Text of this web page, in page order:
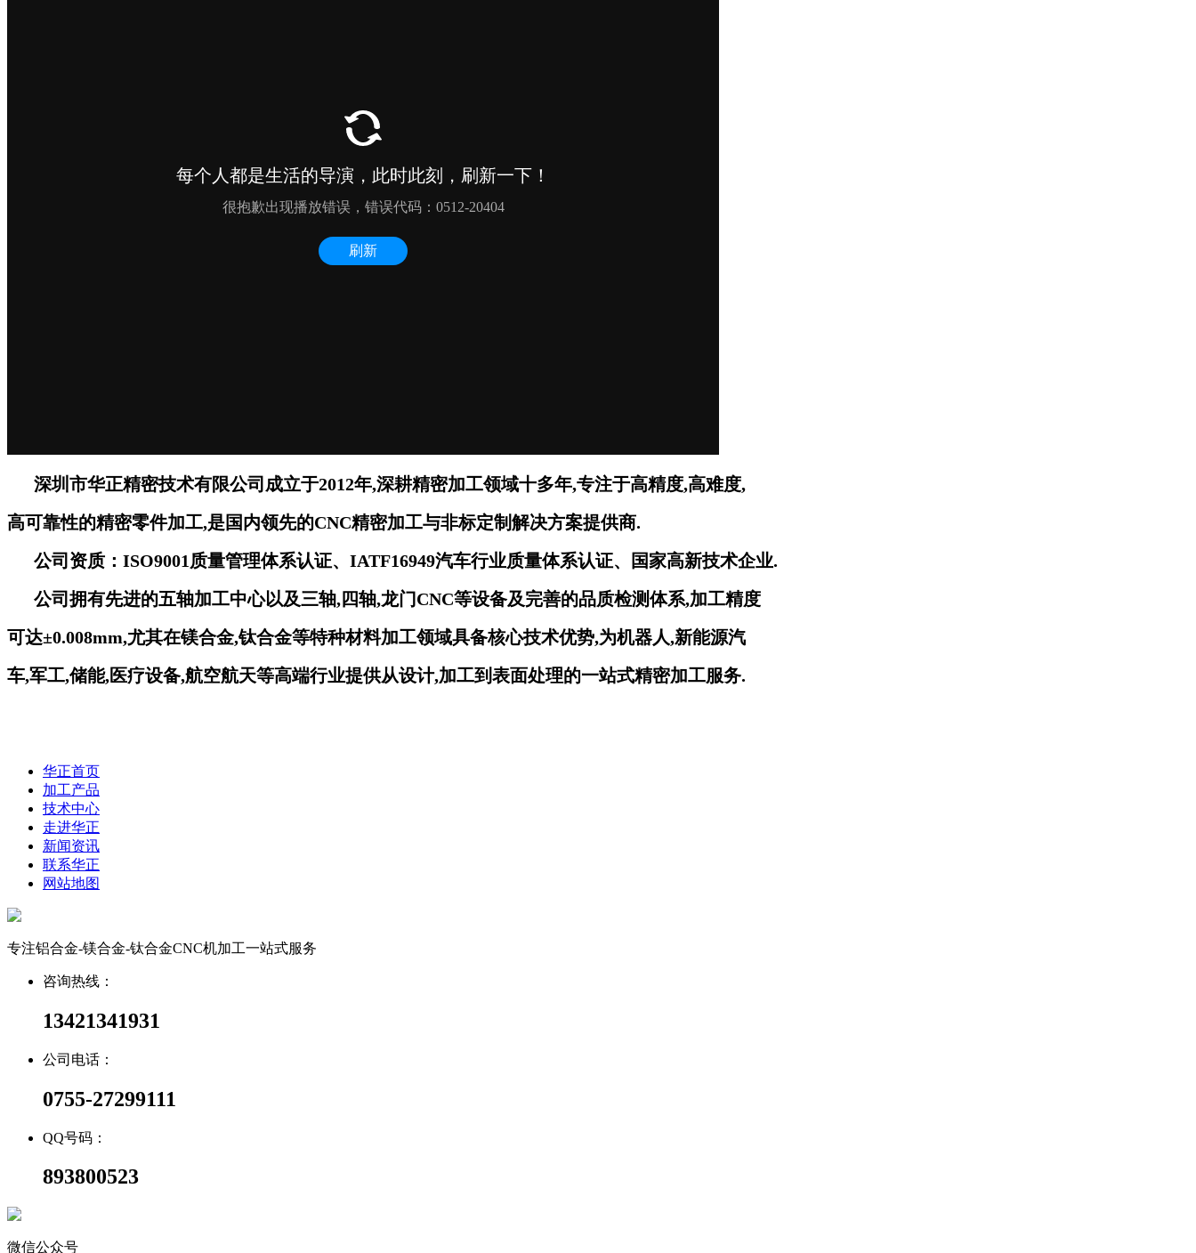
深圳市华正精密技术有限公司成立于2012年,深耕精密加工领域十多年,专注于高精度,高难度,
高可靠性的精密零件加工,是国内领先的CNC精密加工与非标定制解决方案提供商.
公司资质：ISO9001质量管理体系认证、IATF16949汽车行业质量体系认证、国家高新技术企业.
公司拥有先进的五轴加工中心以及三轴,四轴,龙门CNC等设备及完善的品质检测体系,加工精度
可达±0.008mm,尤其在镁合金,钛合金等特种材料加工领域具备核心技术优势,为机器人,新能源汽
车,军工,储能,医疗设备,航空航天等高端行业提供从设计,加工到表面处理的一站式精密加工服务.
华正首页
加工产品
技术中心
走进华正
新闻资讯
联系华正
网站地图
专注铝合金-镁合金-钛合金CNC机加工一站式服务
咨询热线：
13421341931
公司电话：
0755-27299111
QQ号码：
893800523
微信公众号